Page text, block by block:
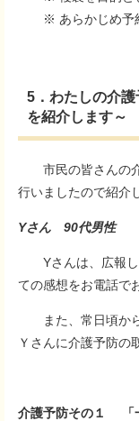
※ あらかじめ予
5．わたしの介
を紹介します～
市民の皆さんの介
行いましたので紹介
Yさん 90代男性
Yさんは、広報し
ての感想をお電話で
また、常日頃から
Ｙさんに介護予防の
介護予防その１ 「